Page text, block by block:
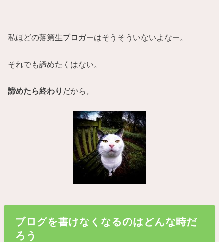
私ほどの落第生ブロガーはそうそういないよなー。
それでも諦めたくはない。
諦めたら終わり だから。
ブログを書けなくなるのはどんな時だ
ろう